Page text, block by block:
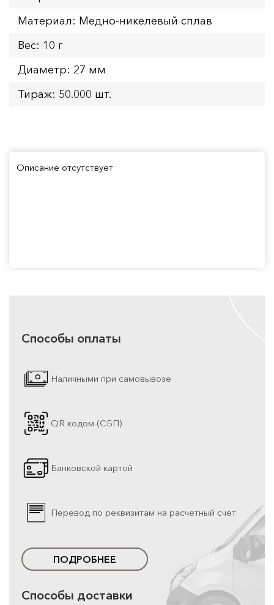
Материал: Медно-никелевый сплав
Вес: 10 г
Диаметр: 27 мм
Тираж: 50.000 шт.
Описание отсутствует
Способы оплаты
Наличными при самовывозе
QR кодом (СБП)
Банковской картой
Перевод по реквизитам на расчетный счет
ПОДРОБНЕЕ
Способы доставки